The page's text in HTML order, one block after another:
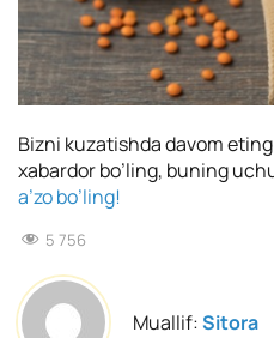
Bizni kuzatishda davom
xabardor bo’ling, buning
a’zo bo’ling!
5 756
Muallif:Sitora